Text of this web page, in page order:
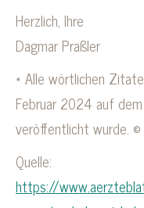
Herzlich, Ihre
Dagmar Praßler
* Alle wörtlichen
Februar 2024 auf
veröffentlicht wurde. ©
Quelle:
https://